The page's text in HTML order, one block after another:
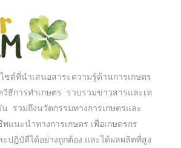
ซต์ที่นำเสนอสาระความรู้ด้านการเกษตร
ธีการทำเกษตร รวบรวมข่าวสารและเท
รวมถึงนวัตกรรมทางการเกษตรและ
แนะนำทางการเกษตร เพื่อเกษตรกร
ปฏิบัตืได้อย่างถูกต้อง และได้ผลผลิตที่สูง